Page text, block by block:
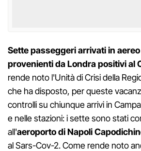
Sette passeggeri arrivati in aereo
provenienti da Londra positivi al
rende noto l'Unità di Crisi della
che ha disposto, per queste
controlli su chiunque arrivi in
e nelle stazioni: i sette sono stati
all'aeroporto di Napoli
al Sars-Cov-2. Come rende noto